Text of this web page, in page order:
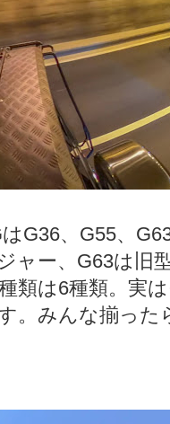
G36、G55、
ャー、G63は旧
類は6種類。実
。みんな揃っ